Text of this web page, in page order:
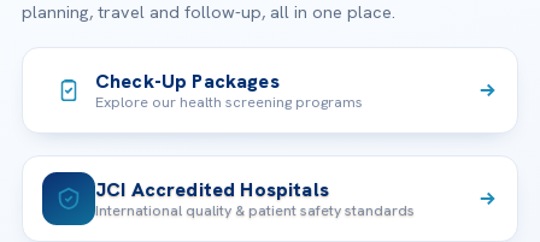
planning, travel and follow-up, all in one place.
Check-Up Packages
Explore our health screening programs
JCI Accredited Hospitals
International quality & patient safety standards